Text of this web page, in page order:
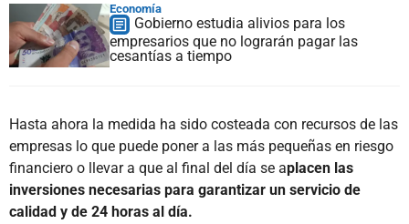
Economía
Gobierno estudia alivios para los
empresarios que no lograrán pagar las
cesantías a tiempo
Hasta ahora la medida ha sido costeada con recursos de las
empresas lo que puede poner a las más pequeñas en riesgo
financiero o llevar a que al final del día se aplacen las
inversiones necesarias para garantizar un servicio de
calidad y de 24 horas al día.